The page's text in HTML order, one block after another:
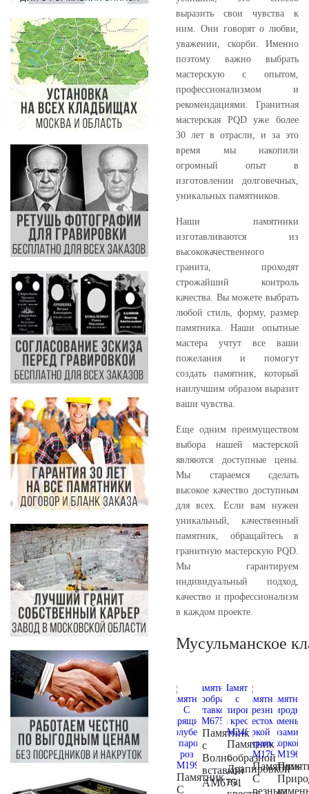
выразить свои чувства к
ним. Они говорят о любви,
уважении, скорби. Именно
поэтому важно выбрать
мастерскую с опытом,
профессионализмом и
рекомендациями. Гранитная
мастерская PQD уже более
30 лет в отрасли, и за это
время мы накопили
огромный опыт в
изготовлении долговечных,
уникальных памятников.
Наши памятники
изготавливаются из
высококачественного
гранита, проходят
строжайший контроль
качества. Вы можете выбрать
любой стиль, форму, размер
памятника. Наши опытные
мастера учтут все ваши
пожелания и помогут
создать памятник, который
наилучшим образом выразит
ваши чувства.
Еще одним преимуществом
выбора нашей мастерской
являются доступные цены.
Мы стараемся сделать
высокое качество доступным
для всех. Если вам нужен
уникальный, качественный
памятник, обращайтесь в
гранитную мастерскую PQD.
Мы гарантируем
индивидуальный подход,
качество и профессионализм
в каждом проекте.
Мусульманское
Памятник
С
Памятник
с
Волнообразной
вставкой
AM6751
Памятник
с
Драпировкой
на
Памятник
С
резным